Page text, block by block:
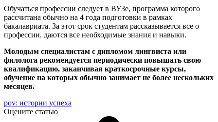
Обучаться профессии следует в ВУЗе, программа которого
рассчитана обычно на 4 года подготовки в рамках
бакалавриата. За этот срок студентам рассказывается все о
профессии, даются все необходимые знания и навыки.
Молодым специалистам с дипломом лингвиста или
филолога рекомендуется периодически повышать свою
квалификацию, заканчивая краткосрочные курсы,
обучение на которых обычно занимает не более нескольких
месяцев.
pov: истории успеха
Оцените статью